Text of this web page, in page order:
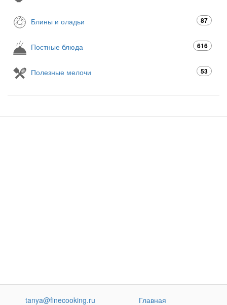
Блины и оладьи 87
Постные блюда 616
Полезные мелочи 53
tanya@finecooking.ru Главная